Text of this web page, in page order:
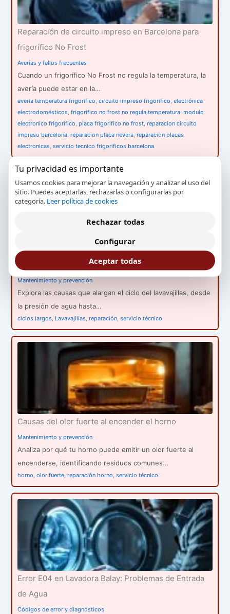
Reparación de circuito impreso en Barcelona para
frigorífico No Frost
Averías y fallos frecuentes
Cuando un frigorífico No Frost no regula la temperatura, la
avería puede estar en la…
averia temperatura frigorifico,circuito impreso frigorifico,electrónica
electrodomésticos,frigorifico no frost no regula temperatura,modulo
electronico frigorifico,placa frigorifico no frost,reparacion circuito
impreso barcelona,reparacion placa nevera,reparacion placas
electronicas,servicio tecnico frigorificos barcelona
Razones por las que el lavavajillas tarda más en su
ciclo
Mantenimiento y prevención
Explora las causas que alargan el ciclo del lavavajillas, desde
la presión de agua hasta…
ciclos largos, Lavavajillas,reparación,servicio técnico
Causas del olor fuerte al encender el horno
Mantenimiento y prevención
Analiza por qué tu horno puede emitir un olor fuerte al
encenderse, identificando residuos comunes…
horno,olor fuerte,reparación horno,servicio técnico
Error E04 en Lavadora Balay: Problemas de Entrada
de Agua
Códigos de error y diagnósticos
Tu privacidad es importante
Usamos cookies para mejorar la navegación y analizar el uso del
sitio. Puedes aceptarlas, rechazarlas o configurarlas por
categoría. Leer política de cookies
Rechazar todas
Configurar
Aceptar todas